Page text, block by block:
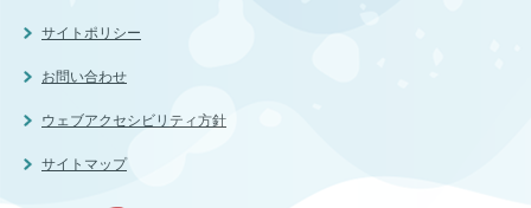
サイトポリシー
お問い合わせ
ウェブアクセシビリティ方針
サイトマップ